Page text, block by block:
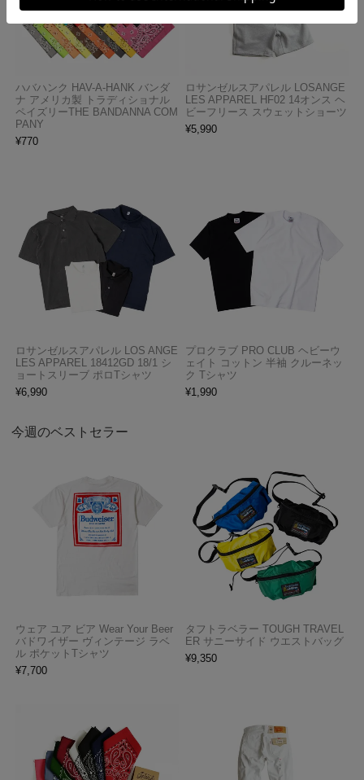
ハバハンク HAV-A-HANK バンダ
ナ アメリカ製 トラディショナル
ペイズリーTHE BANDANNA COM
PANY
¥770
ロサンゼルスアパレル LOSANGE
LES APPAREL HF02 14オンス ヘ
ビーフリース スウェットショーツ
¥5,990
ロサンゼルスアパレル LOS ANGE
LES APPAREL 18412GD 18/1 シ
ョートスリーブ ポロTシャツ
¥6,990
プロクラブ PRO CLUB ヘビーウ
ェイト コットン 半袖 クルーネッ
ク Tシャツ
¥1,990
今週のベストセラー
ウェア ユア ビア Wear Your Beer
バドワイザー ヴィンテージ ラベ
ル ポケットTシャツ
¥7,700
タフトラベラー TOUGH TRAVEL
ER サニーサイド ウエストバッグ
¥9,350